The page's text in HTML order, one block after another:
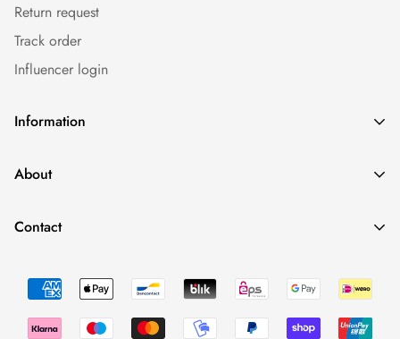
Information
Caps
Sommer
Occasions
Return request
Track order
Influencer login
About
Imprint
Data protection
Contact
0043 660 2110388
shop@fynest.at